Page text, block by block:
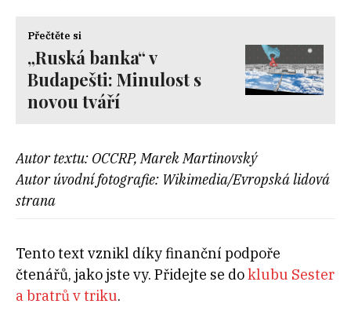
Přečtěte si
„Ruská banka“ v
Budapešti: Minulost s
novou tváří
Autor textu: OCCRP, Marek Martinovský
Autor úvodní fotografie: Wikimedia/Evropská lidová
strana
Tento text vznikl díky finanční podpoře
čtenářů, jako jste vy. Přidejte se doklubu Sester
a bratrů v triku.